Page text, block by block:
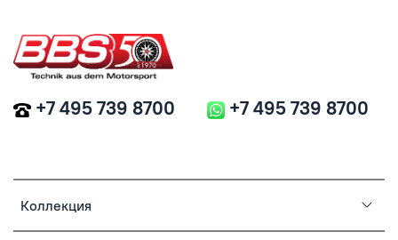
Коллекция
+7 495 739 8700 +7 495 739 8700